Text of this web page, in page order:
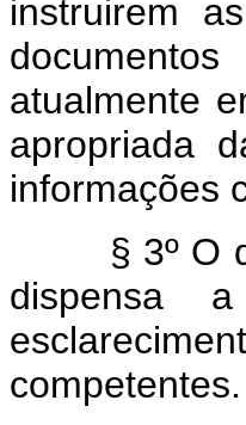
instruirem
atualmente
apropriada
informações
§ 3º O
dispensa
competentes.